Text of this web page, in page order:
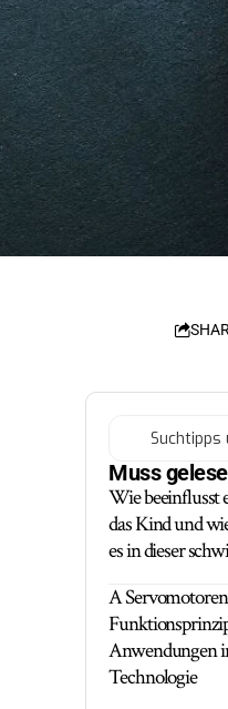
Muss
Wie beeinflusst
das Kind und
es in dieser
A
Anwendungen
Technologie